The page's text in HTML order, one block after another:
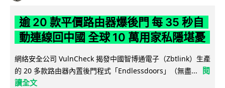
逾 20 款平價路由器爆後門 每 35 秒自
動連線回中國 全球 10 萬用家私隱堪憂
網絡安全公司 VulnCheck 揭發中國智博通電子（Zbtlink）生產
的 20 多款路由器內置後門程式「Endlessdoors」（無盡...
閱
讀全文